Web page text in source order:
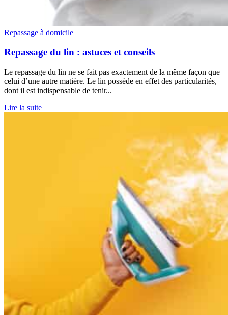
Repassage à domicile
Repassage du lin : astuces et conseils
Le repassage du lin ne se fait pas exactement de la même façon que
celui d’une autre matière. Le lin possède en effet des particularités,
dont il est indispensable de tenir...
Lire la suite